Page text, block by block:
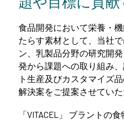
食品開発において栄養・
たらす素材として、当社
ン、乳製品分野の研究開
発から課題への取り組み
ト生産及びカスタマイズ
解決案をご提案させていた
「VITACEL」 ブラントの